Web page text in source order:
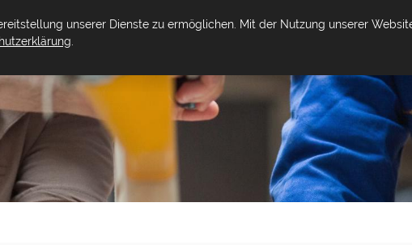
unserer Dienste zu ermöglichen. Mit der Nutzung unserer